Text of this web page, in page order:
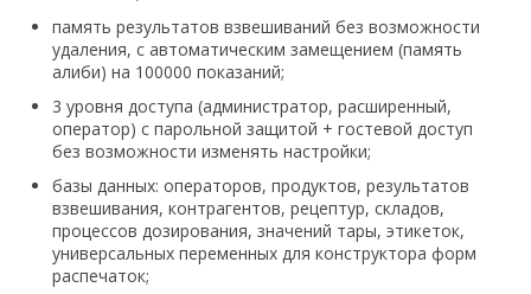
память результатов взвешиваний без возможности
удаления, с автоматическим замещением (память
алиби) на 100000 показаний;
3 уровня доступа (администратор, расширенный,
оператор) с парольной защитой + гостевой доступ
без возможности изменять настройки;
базы данных: операторов, продуктов, результатов
взвешивания, контрагентов, рецептур, складов,
процессов дозирования, значений тары, этикеток,
универсальных переменных для конструктора форм
распечаток;